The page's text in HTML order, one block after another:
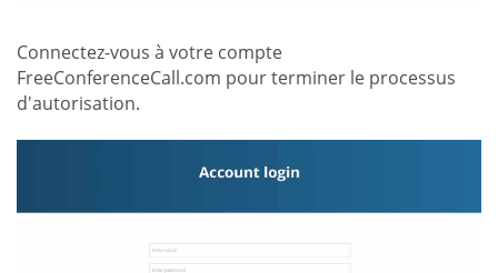
Connectez-vous à votre compte
FreeConferenceCall.com pour terminer le processus
d'autorisation.